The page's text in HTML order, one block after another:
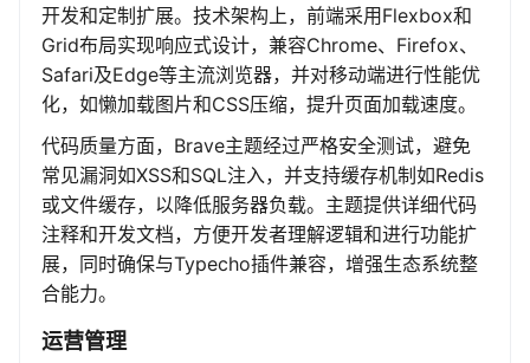
开发和定制扩展。技术架构上，前端采用Flexbox和
Grid布局实现响应式设计，兼容Chrome、Firefox、
Safari及Edge等主流浏览器，并对移动端进行性能优
化，如懒加载图片和CSS压缩，提升页面加载速度。
代码质量方面，Brave主题经过严格安全测试，避免
常见漏洞如XSS和SQL注入，并支持缓存机制如Redis
或文件缓存，以降低服务器负载。主题提供详细代码
注释和开发文档，方便开发者理解逻辑和进行功能扩
展，同时确保与Typecho插件兼容，增强生态系统整
合能力。
运营管理